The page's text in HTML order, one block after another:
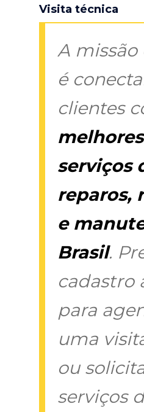
Visita técnica
A missão
é
clientes
melhores
serviços
reparos,
e
Brasil.
cadastro
para
uma
ou
serviços